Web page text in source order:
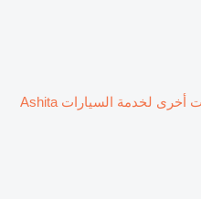
معدات أخرى لخدمة السيارات Ashita